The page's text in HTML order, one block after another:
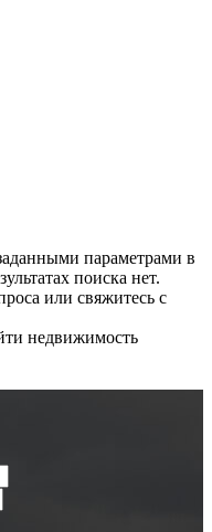
параметрами в
поиска нет.
или свяжитесь с
недвижимость